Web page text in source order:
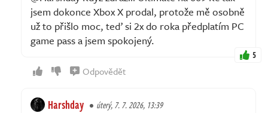
jsem dokonce Xbox X prodal, protože mě osobně
už to přišlo moc, teď si 2x do roka předplatím PC
game pass a jsem spokojený.
5
Odpovědět
Harshday úterý, 7. 7. 2026, 13:39